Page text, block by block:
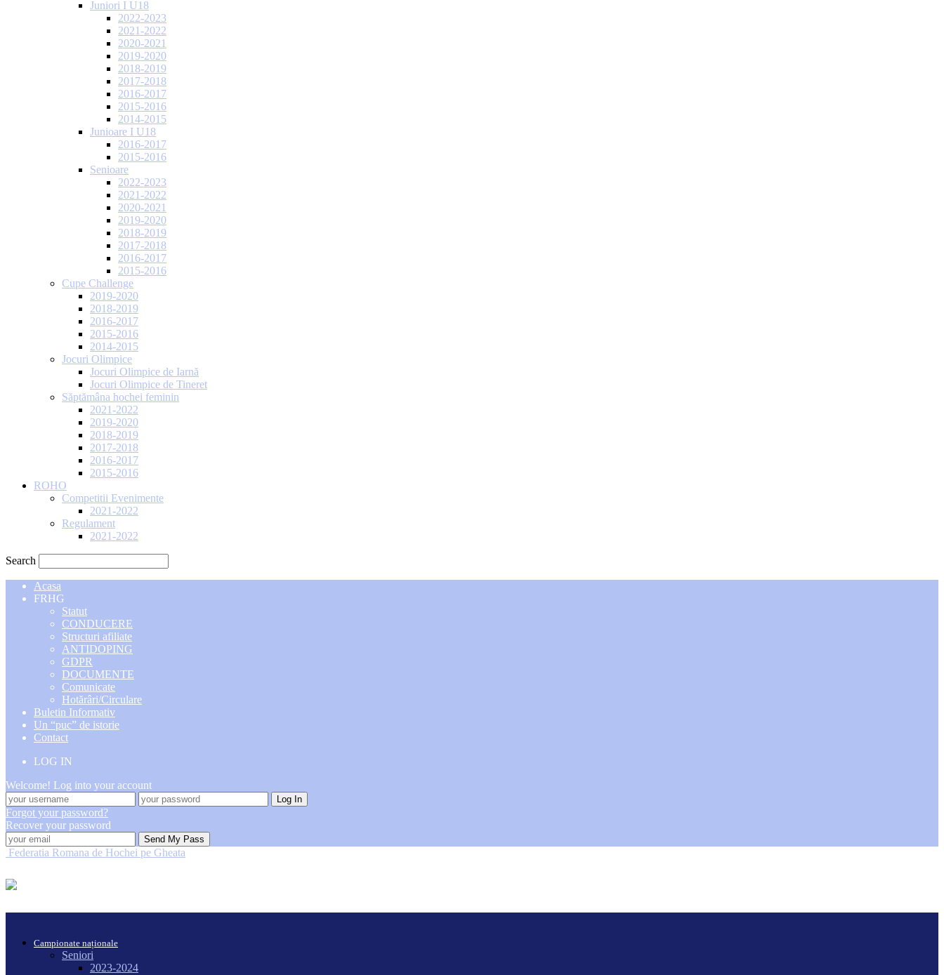
Juniori I U18
2022-2023
2021-2022
2020-2021
2019-2020
2018-2019
2017-2018
2016-2017
2015-2016
2014-2015
Junioare I U18
2016-2017
2015-2016
Senioare
2022-2023
2021-2022
2020-2021
2019-2020
2018-2019
2017-2018
2016-2017
2015-2016
Cupe Challenge
2019-2020
2018-2019
2016-2017
2015-2016
2014-2015
Jocuri Olimpice
Jocuri Olimpice de Iarnă
Jocuri Olimpice de Tineret
Săptămâna hochei feminin
2021-2022
2019-2020
2018-2019
2017-2018
2016-2017
2015-2016
ROHO
Competitii Evenimente
2021-2022
Regulament
2021-2022
Search
Acasa
FRHG
Statut
CONDUCERE
Structuri afiliate
ANTIDOPING
GDPR
DOCUMENTE
Comunicate
Hotărâri/Circulare
Buletin Informativ
Un “puc” de istorie
Contact
LOG IN
Welcome! Log into your account
Forgot your password?
Recover your password
Federatia Romana de Hochei pe Gheata
Campionate naționale
Seniori
2023-2024